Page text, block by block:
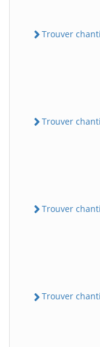
Trouver
Trouver
Trouver
Trouver